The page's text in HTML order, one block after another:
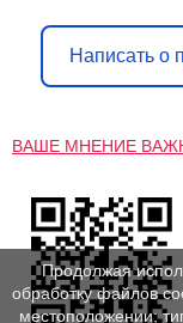
Написать о
ВАШЕ МНЕНИЕ
Продолжая
обработку файлов
местоположении;